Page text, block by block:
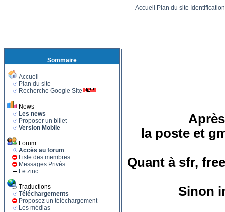
Accueil Plan du site
Sommaire
Accueil
Plan du site
Recherche Google Site
News
Les news
Proposer un billet
Version Mobile
Forum
Accès au forum
Liste des membres
Messages Privés
Le zinc
Traductions
Téléchargements
Proposez un téléchargement
Les médias
la poste et
Quant à sfr,
Sinon